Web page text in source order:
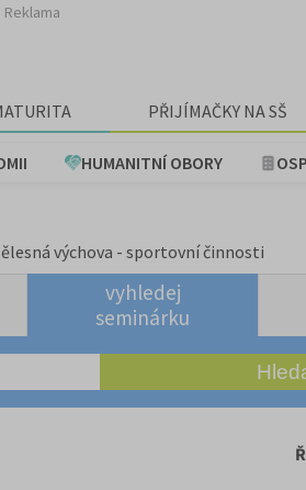
Reklama
PŘIJÍMAČKY NA SŠ
HUMANITNÍ OBORY
výchova - sportovní činnosti
vyhledej
seminárku